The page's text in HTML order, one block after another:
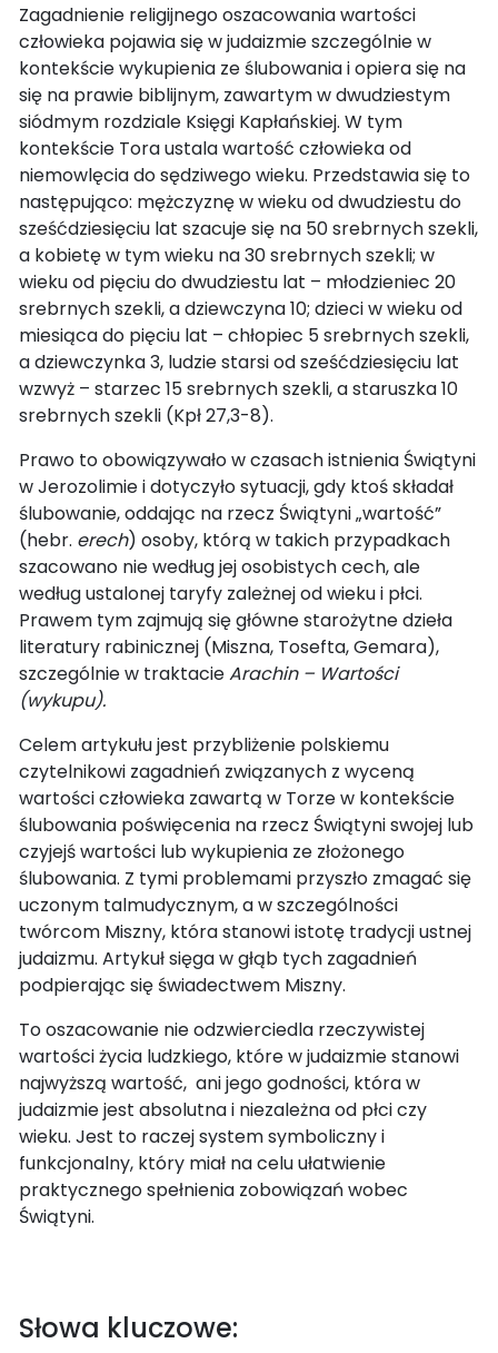
Zagadnienie religijnego oszacowania wartości
człowieka pojawia się w judaizmie szczególnie w
kontekście wykupienia ze ślubowania i opiera się na
się na prawie biblijnym, zawartym w dwudziestym
siódmym rozdziale Księgi Kapłańskiej. W tym
kontekście Tora ustala wartość człowieka od
niemowlęcia do sędziwego wieku. Przedstawia się to
następująco: mężczyznę w wieku od dwudziestu do
sześćdziesięciu lat szacuje się na 50 srebrnych szekli,
a kobietę w tym wieku na 30 srebrnych szekli; w
wieku od pięciu do dwudziestu lat – młodzieniec 20
srebrnych szekli, a dziewczyna 10; dzieci w wieku od
miesiąca do pięciu lat – chłopiec 5 srebrnych szekli,
a dziewczynka 3, ludzie starsi od sześćdziesięciu lat
wzwyż – starzec 15 srebrnych szekli, a staruszka 10
srebrnych szekli (Kpł 27,3-8).
Prawo to obowiązywało w czasach istnienia Świątyni
w Jerozolimie i dotyczyło sytuacji, gdy ktoś składał
ślubowanie, oddając na rzecz Świątyni „wartość”
(hebr. erech) osoby, którą w takich przypadkach
szacowano nie według jej osobistych cech, ale
według ustalonej taryfy zależnej od wieku i płci.
Prawem tym zajmują się główne starożytne dzieła
literatury rabinicznej (Miszna, Tosefta, Gemara),
szczególnie w traktacieArachin – Wartości
(wykupu).
Celem artykułu jest przybliżenie polskiemu
czytelnikowi zagadnień związanych z wyceną
wartości człowieka zawartą w Torze w kontekście
ślubowania poświęcenia na rzecz Świątyni swojej lub
czyjejś wartości lub wykupienia ze złożonego
ślubowania. Z tymi problemami przyszło zmagać się
uczonym talmudycznym, a w szczególności
twórcom Miszny, która stanowi istotę tradycji ustnej
judaizmu. Artykuł sięga w głąb tych zagadnień
podpierając się świadectwem Miszny.
To oszacowanie nie odzwierciedla rzeczywistej
wartości życia ludzkiego, które w judaizmie stanowi
najwyższą wartość, ani jego godności, która w
judaizmie jest absolutna i niezależna od płci czy
wieku. Jest to raczej system symboliczny i
funkcjonalny, który miał na celu ułatwienie
praktycznego spełnienia zobowiązań wobec
Świątyni.
Słowa kluczowe: